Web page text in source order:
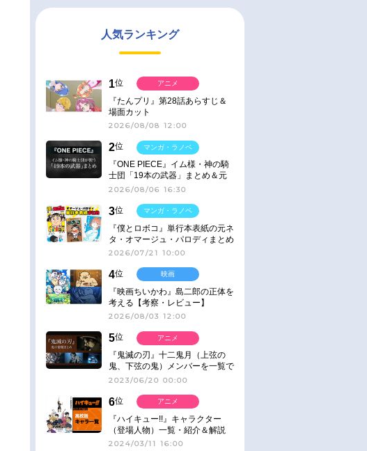
人気ランキング
1位
『たんプリ』第28話あらすじ＆
場面カット
2026/08/08 12:00
アニメ
2位
『ONE PIECE』イム様・神の騎
士団「19本の武器」まとめ＆元
ネタ
2026/08/06 16:30
マンガ・ラノベ
3位
『僕とロボコ』単行本表紙の元ネ
タ・オマージュ・パロディまとめ
2026/07/21 10:00
マンガ・ラノベ
4位
『映画ちいかわ』島二郎の正体を
考える【考察・レビュー】
2026/08/03 12:00
映画
5位
『鬼滅の刃』十二鬼月（上弦の
鬼、下弦の鬼）メンバーを一覧で
紹介＆解説（登場鬼の情報まと
2023/06/20 00:00
アニメ
6位
『ハイキュー!!』キャラクター
（登場人物）一覧・紹介＆解説
2024/03/11 16:00
アニメ